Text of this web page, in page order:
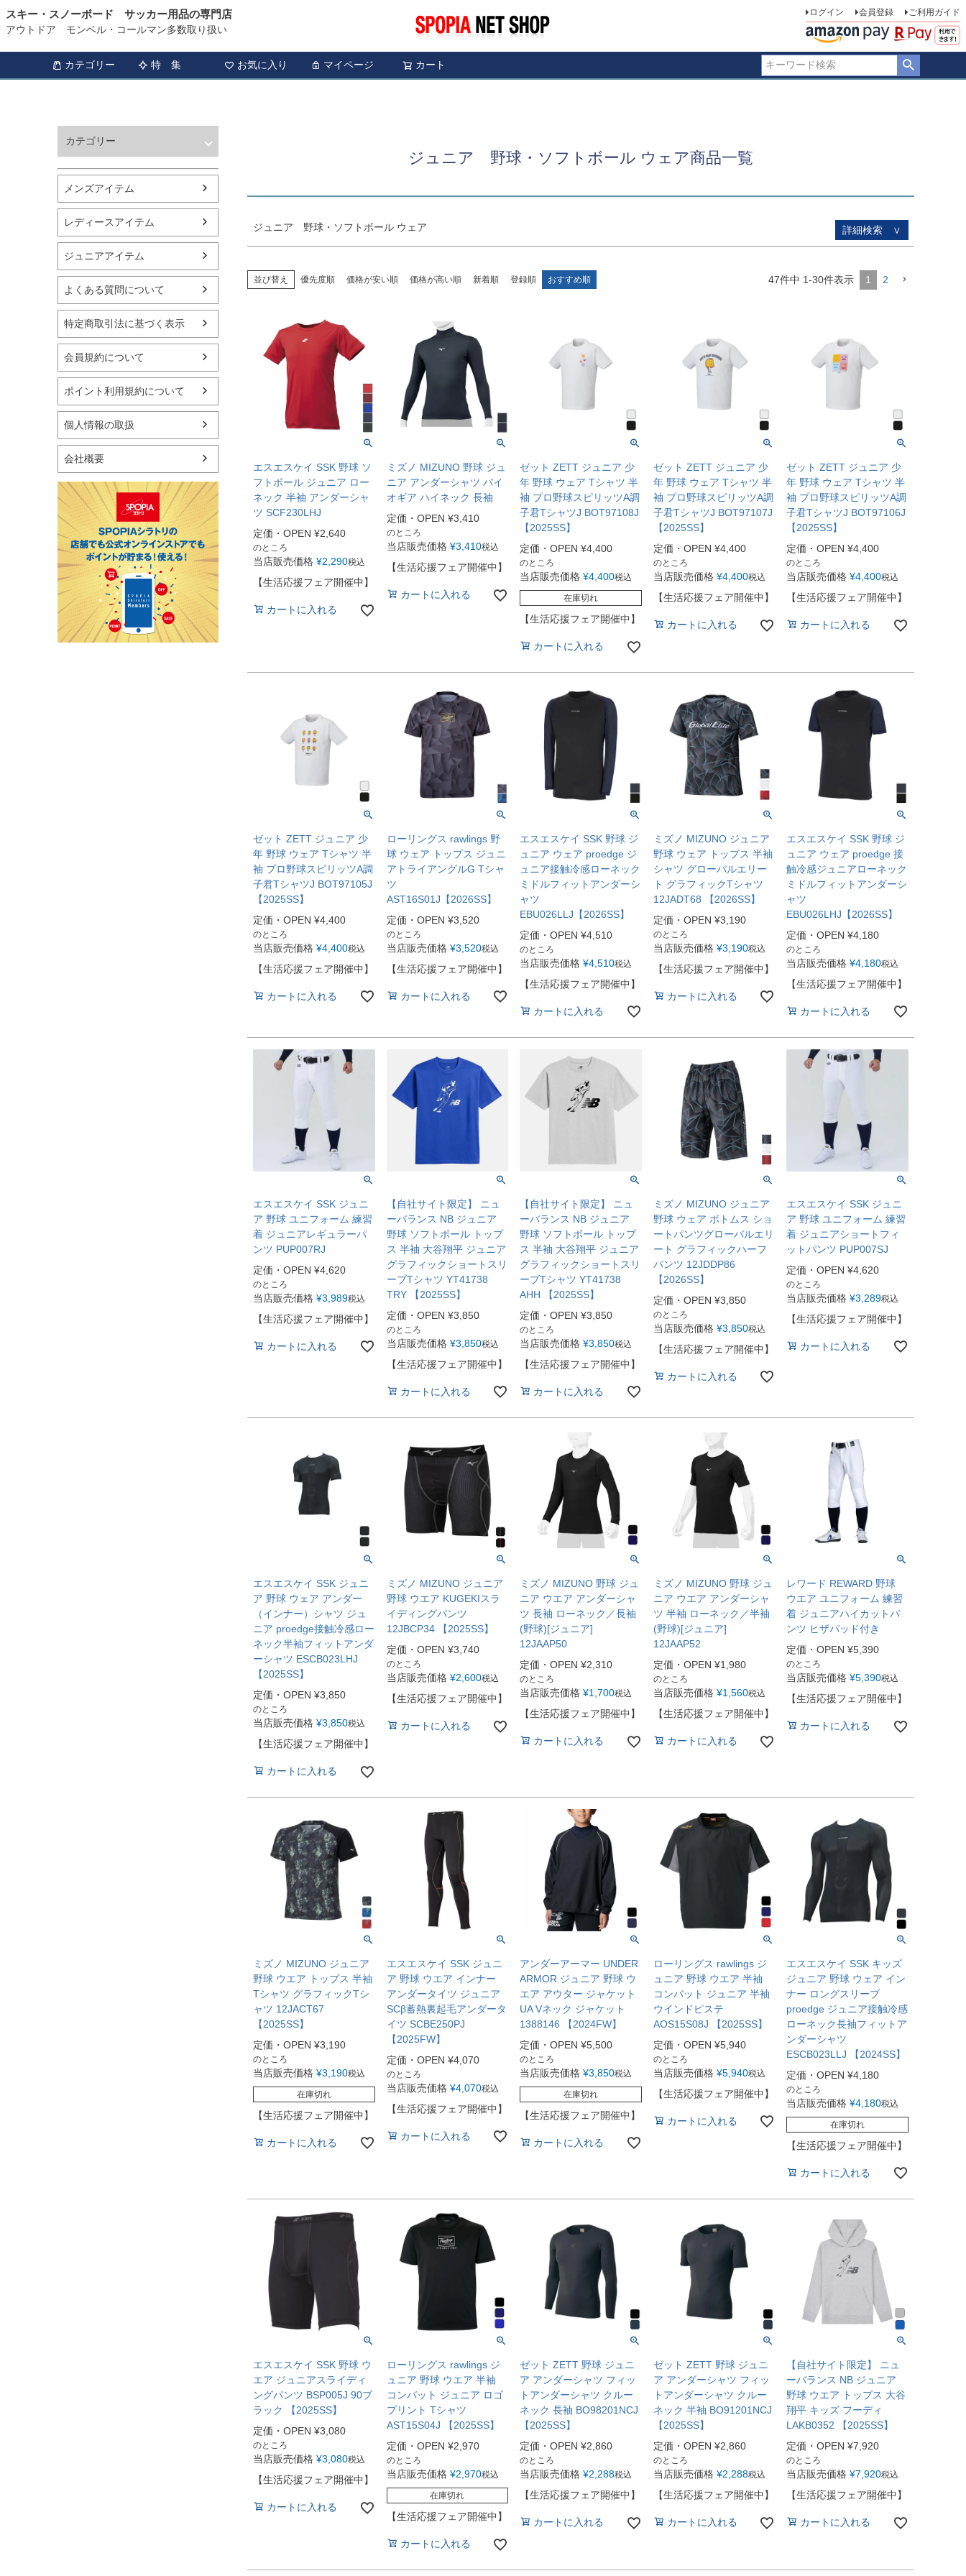
スキー・スノーボード サッカー用品の専門店
アウトドア モンベル・コールマン多数取り扱い
ログイン 会員登録 ご利用ガイド
カテゴリー 特 集 お気に入り マイページ カート
HOME ジュニア 野球・ソフトボール ウェア商品一覧
カテゴリー
バスケットボール
シューズ
ランニング用品
スポーツアパレル
テニス
バレーボール
フィットネス用品
スイミング用品
マリン
スケートボード
野球・ソフトボール
ゴルフ
卓球用品
バッグ・サングラス
ハンドボール用品
ラグビー用品
グランドゴルフ
メンズアイテム
レディースアイテム
ジュニアアイテム
よくある質問について
特定商取引法に基づく表示
会員規約について
ポイント利用規約について
個人情報の取扱
会社概要
ジュニア 野球・ソフトボール ウェア商品一覧
ジュニア 野球・ソフトボール ウェア 詳細検索 ∨
セール
限定 再入荷 翌日発送
予約商品のみを表示
検索
並び替え 優先度順 価格が安い順 価格が高い順 新着順 登録順 おすすめ順 47件中 1-30件表示 1 2
エスエスケイ SSK 野球 ソ
フトボール ジュニア ロー
ネック 半袖 アンダーシャ
ツ SCF230LHJ
定価・OPEN ¥2,640
のところ
当店販売価格 ¥2,290税込
【生活応援フェア開催中】
カートに入れる
ミズノ MIZUNO 野球 ジュ
ニア アンダーシャツ バイ
オギア ハイネック 長袖
定価・OPEN ¥3,410
のところ
当店販売価格 ¥3,410税込
【生活応援フェア開催中】
カートに入れる
ゼット ZETT ジュニア 少
年 野球 ウェア Tシャツ 半
袖 プロ野球スピリッツA調
子君TシャツJ BOT97108J
【2025SS】
定価・OPEN ¥4,400
のところ
当店販売価格 ¥4,400税込
在庫切れ
【生活応援フェア開催中】
カートに入れる
ゼット ZETT ジュニア 少
年 野球 ウェア Tシャツ 半
袖 プロ野球スピリッツA調
子君TシャツJ BOT97107J
【2025SS】
定価・OPEN ¥4,400
のところ
当店販売価格 ¥4,400税込
【生活応援フェア開催中】
カートに入れる
ゼット ZETT ジュニア 少
年 野球 ウェア Tシャツ 半
袖 プロ野球スピリッツA調
子君TシャツJ BOT97106J
【2025SS】
定価・OPEN ¥4,400
のところ
当店販売価格 ¥4,400税込
【生活応援フェア開催中】
カートに入れる
ゼット ZETT ジュニア 少
年 野球 ウェア Tシャツ 半
袖 プロ野球スピリッツA調
子君TシャツJ BOT97105J
【2025SS】
定価・OPEN ¥4,400
のところ
当店販売価格 ¥4,400税込
【生活応援フェア開催中】
カートに入れる
ローリングス rawlings 野
球 ウェア トップス ジュニ
アトライアングルG Tシャ
ツ
AST16S01J【2026SS】
定価・OPEN ¥3,520
のところ
当店販売価格 ¥3,520税込
【生活応援フェア開催中】
カートに入れる
エスエスケイ SSK 野球 ジ
ュニア ウェア proedge ジ
ュニア接触冷感ローネック
ミドルフィットアンダーシ
ャツ
EBU026LLJ【2026SS】
定価・OPEN ¥4,510
のところ
当店販売価格 ¥4,510税込
【生活応援フェア開催中】
カートに入れる
ミズノ MIZUNO ジュニア
野球 ウェア トップス 半袖
シャツ グローバルエリー
ト グラフィックTシャツ
12JADT68 【2026SS】
定価・OPEN ¥3,190
のところ
当店販売価格 ¥3,190税込
【生活応援フェア開催中】
カートに入れる
エスエスケイ SSK 野球 ジ
ュニア ウェア proedge 接
触冷感ジュニアローネック
ミドルフィットアンダーシ
ャツ
EBU026LHJ【2026SS】
定価・OPEN ¥4,180
のところ
当店販売価格 ¥4,180税込
【生活応援フェア開催中】
カートに入れる
エスエスケイ SSK ジュニ
ア 野球 ユニフォーム 練習
着 ジュニアレギュラーパ
ンツ PUP007RJ
定価・OPEN ¥4,620
のところ
当店販売価格 ¥3,989税込
【生活応援フェア開催中】
カートに入れる
【自社サイト限定】 ニュ
ーバランス NB ジュニア
野球 ソフトボール トップ
ス 半袖 大谷翔平 ジュニア
グラフィックショートスリ
ーブTシャツ YT41738
TRY 【2025SS】
定価・OPEN ¥3,850
のところ
当店販売価格 ¥3,850税込
【生活応援フェア開催中】
カートに入れる
【自社サイト限定】 ニュ
ーバランス NB ジュニア
野球 ソフトボール トップ
ス 半袖 大谷翔平 ジュニア
グラフィックショートスリ
ーブTシャツ YT41738
AHH 【2025SS】
定価・OPEN ¥3,850
のところ
当店販売価格 ¥3,850税込
【生活応援フェア開催中】
カートに入れる
ミズノ MIZUNO ジュニア
野球 ウェア ボトムス ショ
ートパンツグローバルエリ
ート グラフィックハーフ
パンツ 12JDDP86
【2026SS】
定価・OPEN ¥3,850
のところ
当店販売価格 ¥3,850税込
【生活応援フェア開催中】
カートに入れる
エスエスケイ SSK ジュニ
ア 野球 ユニフォーム 練習
着 ジュニアショートフィ
ットパンツ PUP007SJ
定価・OPEN ¥4,620
のところ
当店販売価格 ¥3,289税込
【生活応援フェア開催中】
カートに入れる
エスエスケイ SSK ジュニ
ア 野球 ウェア アンダー
（インナー）シャツ ジュ
ニア proedge接触冷感ロー
ネック半袖フィットアンダ
ーシャツ ESCB023LHJ
【2025SS】
定価・OPEN ¥3,850
のところ
当店販売価格 ¥3,850税込
【生活応援フェア開催中】
カートに入れる
ミズノ MIZUNO ジュニア
野球 ウエア KUGEKIスラ
イディングパンツ
12JBCP34 【2025SS】
定価・OPEN ¥3,740
のところ
当店販売価格 ¥2,600税込
【生活応援フェア開催中】
カートに入れる
ミズノ MIZUNO 野球 ジュ
ニア ウエア アンダーシャ
ツ 長袖 ローネック／長袖
(野球)[ジュニア]
12JAAP50
定価・OPEN ¥2,310
のところ
当店販売価格 ¥1,700税込
【生活応援フェア開催中】
カートに入れる
ミズノ MIZUNO 野球 ジュ
ニア ウエア アンダーシャ
ツ 半袖 ローネック／半袖
(野球)[ジュニア]
12JAAP52
定価・OPEN ¥1,980
のところ
当店販売価格 ¥1,560税込
【生活応援フェア開催中】
カートに入れる
レワード REWARD 野球
ウエア ユニフォーム 練習
着 ジュニアハイカットパ
ンツ ヒザパッド付き
定価・OPEN ¥5,390
のところ
当店販売価格 ¥5,390税込
【生活応援フェア開催中】
カートに入れる
ミズノ MIZUNO ジュニア
野球 ウエア トップス 半袖
Tシャツ グラフィックTシ
ャツ 12JACT67
【2025SS】
定価・OPEN ¥3,190
のところ
当店販売価格 ¥3,190税込
在庫切れ
【生活応援フェア開催中】
カートに入れる
エスエスケイ SSK ジュニ
ア 野球 ウエア インナー
アンダータイツ ジュニア
SCβ蓄熱裏起毛アンダータ
イツ SCBE250PJ
【2025FW】
定価・OPEN ¥4,070
のところ
当店販売価格 ¥4,070税込
【生活応援フェア開催中】
カートに入れる
アンダーアーマー UNDER
ARMOR ジュニア 野球 ウ
エア アウター ジャケット
UA Vネック ジャケット
1388146 【2024FW】
定価・OPEN ¥5,500
のところ
当店販売価格 ¥3,850税込
在庫切れ
【生活応援フェア開催中】
カートに入れる
ローリングス rawlings ジ
ュニア 野球 ウエア 半袖
コンバット ジュニア 半袖
ウインドピステ
AOS15S08J 【2025SS】
定価・OPEN ¥5,940
のところ
当店販売価格 ¥5,940税込
【生活応援フェア開催中】
カートに入れる
エスエスケイ SSK キッズ
ジュニア 野球 ウェア イン
ナー ロングスリーブ
proedge ジュニア接触冷感
ローネック長袖フィットア
ンダーシャツ
ESCB023LLJ 【2024SS】
定価・OPEN ¥4,180
のところ
当店販売価格 ¥4,180税込
在庫切れ
【生活応援フェア開催中】
カートに入れる
エスエスケイ SSK 野球 ウ
エア ジュニアスライディ
ングパンツ BSP005J 90ブ
ラック 【2025SS】
定価・OPEN ¥3,080
のところ
当店販売価格 ¥3,080税込
【生活応援フェア開催中】
カートに入れる
ローリングス rawlings ジ
ュニア 野球 ウエア 半袖
コンバット ジュニア ロゴ
プリント Tシャツ
AST15S04J 【2025SS】
定価・OPEN ¥2,970
のところ
当店販売価格 ¥2,970税込
在庫切れ
【生活応援フェア開催中】
カートに入れる
ゼット ZETT 野球 ジュニ
ア アンダーシャツ フィッ
トアンダーシャツ クルー
ネック 長袖 BO98201NCJ
【2025SS】
定価・OPEN ¥2,860
のところ
当店販売価格 ¥2,288税込
【生活応援フェア開催中】
カートに入れる
ゼット ZETT 野球 ジュニ
ア アンダーシャツ フィッ
トアンダーシャツ クルー
ネック 半袖 BO91201NCJ
【2025SS】
定価・OPEN ¥2,860
のところ
当店販売価格 ¥2,288税込
【生活応援フェア開催中】
カートに入れる
【自社サイト限定】 ニュ
ーバランス NB ジュニア
野球 ウエア トップス 大谷
翔平 キッズ フーディ
LAKB0352 【2025SS】
定価・OPEN ¥7,920
のところ
当店販売価格 ¥7,920税込
【生活応援フェア開催中】
カートに入れる